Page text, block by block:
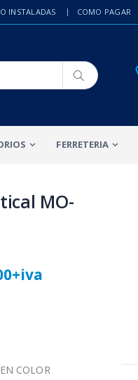
INSTALADAS COMO PAGAR
FERRETERIA
MO-
COLOR